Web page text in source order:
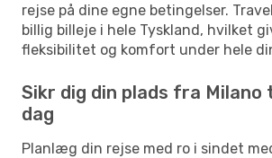
rejse på dine egne betingelser.
billig billeje i hele Tyskland, hvilket
fleksibilitet og komfort under hele
Sikr dig din plads fra Milano
dag
Planlæg din rejse med ro i sindet